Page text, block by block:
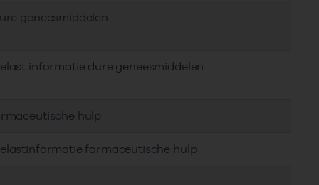
geneesmiddelen
informatie dure geneesmiddelen
hulp
farmaceutische hulp